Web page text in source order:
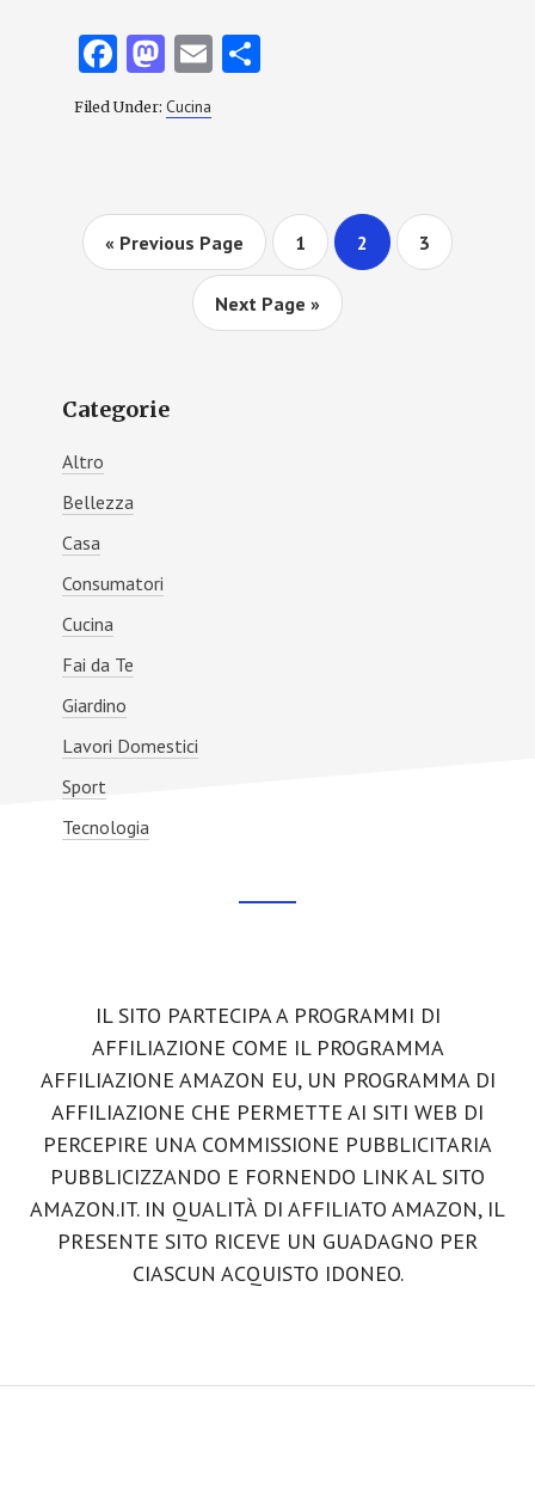
Fa
ce
o
k
M
as
to
o
n
E
vi
di
Filed Under:Cucina
« Go
Previous Page Page
1 Page
2 Page
3
Go
Next Page »
Primary
Sidebar
Categorie
Altro
Bellezza
Casa
Consumatori
Cucina
Fai da Te
Giardino
Lavori Domestici
Sport
Tecnologia
IL SITO PARTECIPA A PROGRAMMI DI
AFFILIAZIONE COME IL PROGRAMMA
AFFILIAZIONE AMAZON EU, UN PROGRAMMA DI
AFFILIAZIONE CHE PERMETTE AI SITI WEB DI
PERCEPIRE UNA COMMISSIONE PUBBLICITARIA
PUBBLICIZZANDO E FORNENDO LINK AL SITO
AMAZON.IT. IN QUALITÀ DI AFFILIATO AMAZON, IL
PRESENTE SITO RICEVE UN GUADAGNO PER
CIASCUN ACQUISTO IDONEO.